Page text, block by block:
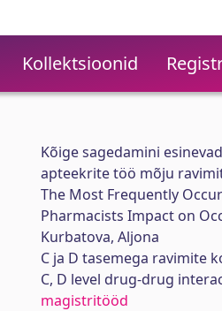
Kollektsioonid
Kõige sagedamini
apteekrite töö mõju
The Most Frequently
Pharmacists Impact on
Kurbatova, Aljona
C ja D tasemega ravimite
C, D level drug-drug
magistritööd